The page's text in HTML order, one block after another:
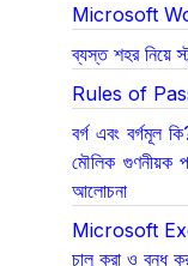
Microsoft
ব্যস্ত শহর নিয়ে
Rules of
বর্গ এবং বর্গমূল
মৌলিক গুণনীয়ক
আলোচনা
Microsoft
চালু করা ও বন্ধ